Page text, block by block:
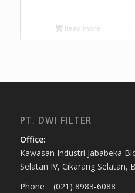
Read more
PT. DWI FILTER
Office:
Kawasan Industri Jababeka
Selatan IV, Cikarang Selatan,
Phone : (021) 8983-6088